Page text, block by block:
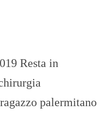
Resta in
palermitano